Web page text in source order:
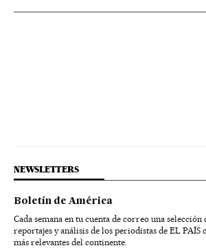
NEWSLETTERS
Boletín de América
Cada semana en tu cuenta de correo una selección
reportajes y análisis de los periodistas de EL PAÍS
más relevantes del continente.